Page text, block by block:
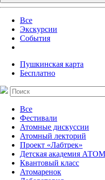
Все
Экскурсии
События
Пушкинская карта
Бесплатно
Все
Фестивали
Атомные дискуссии
Атомный лекторий
Проект «Лабтрек»
Детская академия
Квантовый класс
Атомаренок